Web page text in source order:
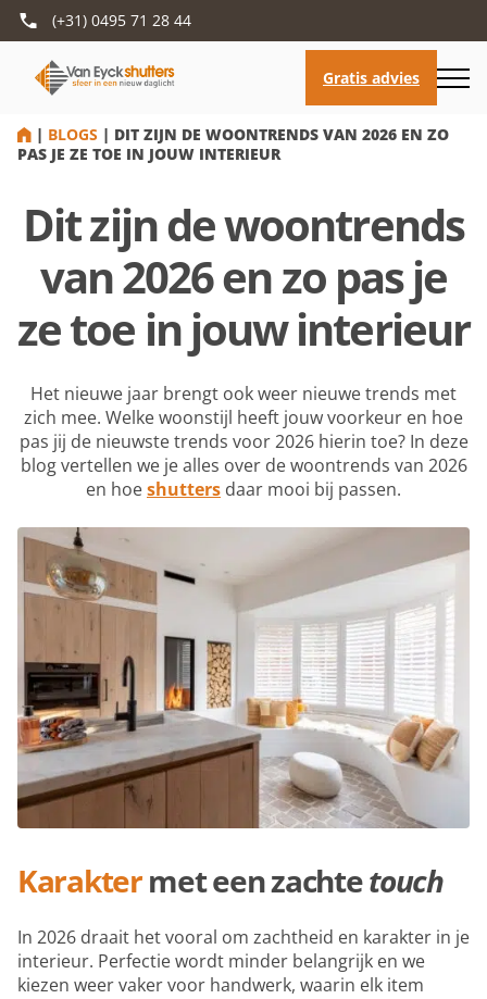
(+31) 0495 71 28 44
HOME
| BLOGS | DIT ZIJN DE WOONTRENDS VAN 2026 EN ZO
PAS JE ZE TOE IN JOUW INTERIEUR
Dit zijn de woontrends
van 2026 en zo pas je
ze toe in jouw interieur
Het nieuwe jaar brengt ook weer nieuwe trends met
zich mee. Welke woonstijl heeft jouw voorkeur en hoe
pas jij de nieuwste trends voor 2026 hierin toe? In deze
blog vertellen we je alles over de woontrends van 2026
en hoeshutters daar mooi bij passen.
Karaktermet een zachtetouch
In 2026 draait het vooral om zachtheid en karakter in je
interieur. Perfectie wordt minder belangrijk en we
kiezen weer vaker voor handwerk, waarin elk item